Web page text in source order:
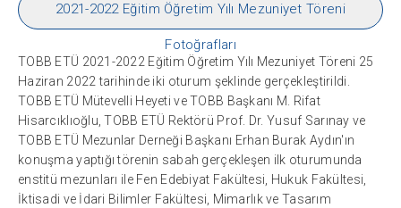
2021-2022 Eğitim Öğretim Yılı Mezuniyet Töreni
Fotoğrafları
TOBB ETÜ 2021-2022 Eğitim Öğretim Yılı Mezuniyet Töreni 25
Haziran 2022 tarihinde iki oturum şeklinde gerçekleştirildi.
TOBB ETÜ Mütevelli Heyeti ve TOBB Başkanı M. Rifat
Hisarcıklıoğlu, TOBB ETÜ Rektörü Prof. Dr. Yusuf Sarınay ve
TOBB ETÜ Mezunlar Derneği Başkanı Erhan Burak Aydın'ın
konuşma yaptığı törenin sabah gerçekleşen ilk oturumunda
enstitü mezunları ile Fen Edebiyat Fakültesi, Hukuk Fakültesi,
İktisadi ve İdari Bilimler Fakültesi, Mimarlık ve Tasarım